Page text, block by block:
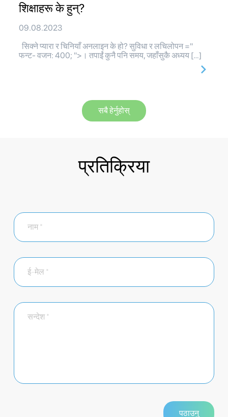
शिक्षाहरू के हुन्?
09.08.2023
सिक्ने प्यारा र चिनियाँ अनलाइन के हो? सुविधा र लचिलोपन ="
फन्ट- वजन: 400; ">। तपाईं कुनै पनि समय, जहाँसुकै अध्यय […]
सबै हेर्नुहोस्
प्रतिक्रिया